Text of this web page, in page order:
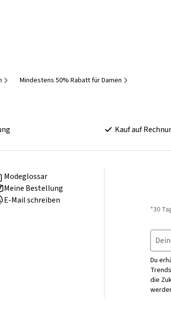
Mindestens 50% Rabatt für Damen
Kauf auf
Modeglossar
Meine Bestellung
E-Mail schreiben
*30
Du
die